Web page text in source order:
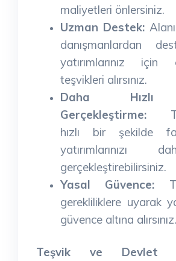
maliyetleri önlersiniz.
Uzman Destek:
danışmanlardan
yatırımlarınız
teşvikleri alırsınız.
Daha Hızlı
Gerçekleştirme:
hızlı bir şekilde
yatırımlarınızı
gerçekleştirebilirsiniz.
Yasal Güvence:
gerekliliklere uyarak
güvence altına alırsınız.
Teşvik ve Devlet